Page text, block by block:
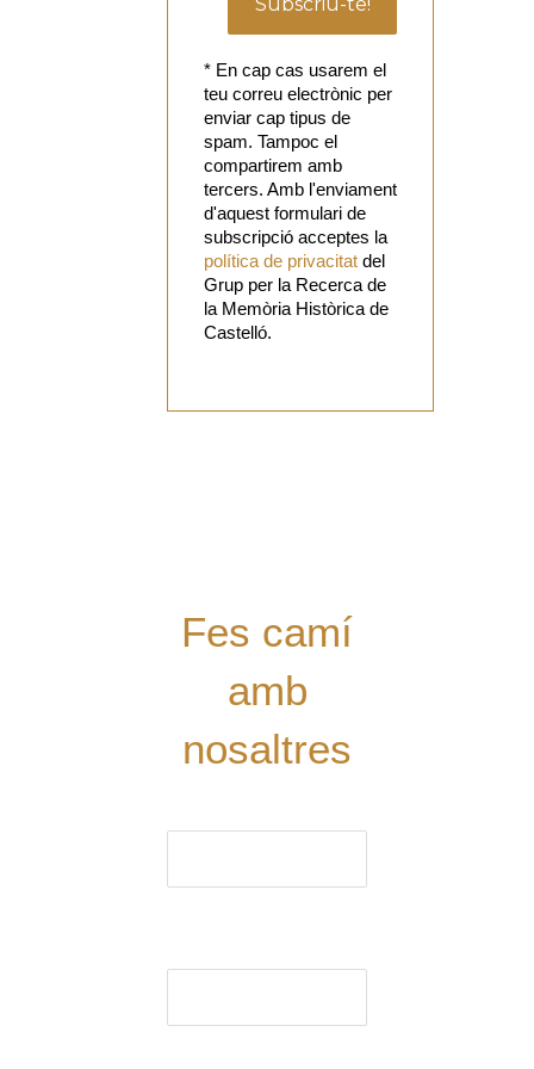
* En cap cas usarem el
teu correu electrònic per
enviar cap tipus de
spam. Tampoc el
compartirem amb
tercers. Amb l'enviament
d'aquest formulari de
subscripció acceptes la
política de privacitat del
Grup per la Recerca de
la Memòria Històrica de
Castelló.
Fes camí
amb
nosaltres